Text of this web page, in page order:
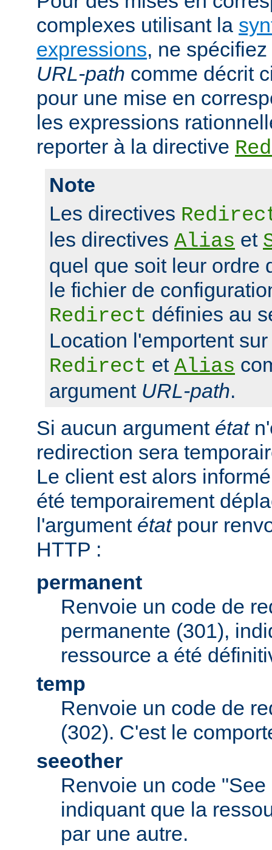
complexes utilisant la
expressions, ne
URL-path comme décrit
pour une mise en
les expressions
reporter à la directive
Note
Les directives
les directives Alias et
quel que soit leur ordre
le fichier de
Redirect définies au
Location l'emportent
Redirect et Alias
argument URL-path.
Si aucun argument état
redirection sera
Le client est alors
été temporairement
l'argument étatpour
HTTP :
permanent
Renvoie un code de
permanente (301),
ressource a été
temp
Renvoie un code de
(302). C'est le
seeother
Renvoie un code
indiquant que la
par une autre.